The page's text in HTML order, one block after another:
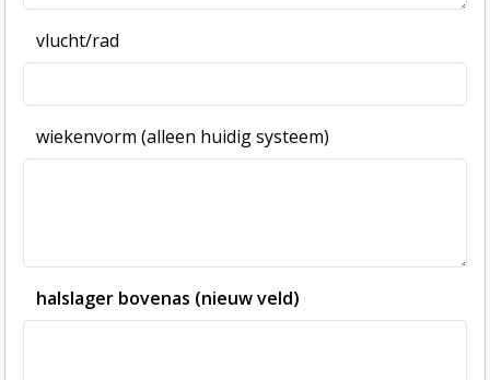
vlucht/rad
wiekenvorm (alleen huidig systeem)
halslager bovenas (nieuw veld)